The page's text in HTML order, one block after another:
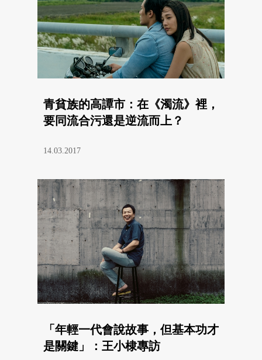
青貧族的高譚市：在《濁流》裡，
要同流合污還是逆流而上？
14.03.2017
「年輕一代會說故事，但基本功才
是關鍵」：王小棣專訪